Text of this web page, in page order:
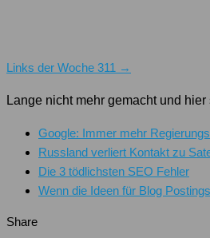
Links der Woche 311 →
Lange nicht mehr gemacht und
Google: Immer mehr
Russland verliert Kontakt zu
Die 3 tödlichsten SEO Fehler
Wenn die Ideen für Blog
Share